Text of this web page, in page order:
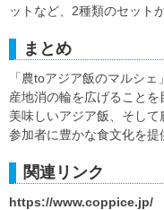
ットなど、2種類のセット
まとめ
「農toアジア飯のマルシ
産地消の輪を広げること
美味しいアジア飯、そして
参加者に豊かな食文化を提
関連リンク
https://www.coppice.jp/